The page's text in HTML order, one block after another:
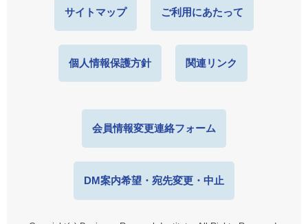
サイトマップ ご利用にあたって
個人情報保護方針 関連リンク
会員情報変更連絡フォーム
DM案内希望・宛先変更・中止